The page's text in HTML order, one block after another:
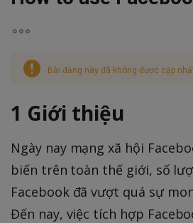
Bài đăng này đã không được cập
1 Giới thiệu
Ngày nay mạng xã hội
biến trên toàn thế giới, số
Facebook đã vượt quá sự
Đến nay, việc tích hợp